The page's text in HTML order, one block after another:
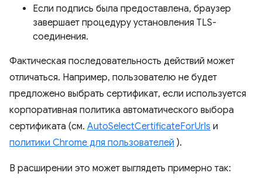
Если подпись была предоставлена, браузер
завершает процедуру установления TLS-
соединения.
Фактическая последовательность действий может
отличаться. Например, пользователю не будет
предложено выбрать сертификат, если используется
корпоративная политика автоматического выбора
сертификата (см. AutoSelectCertificateForUrls и
политики Chrome для пользователей ).
В расширении это может выглядеть примерно так: